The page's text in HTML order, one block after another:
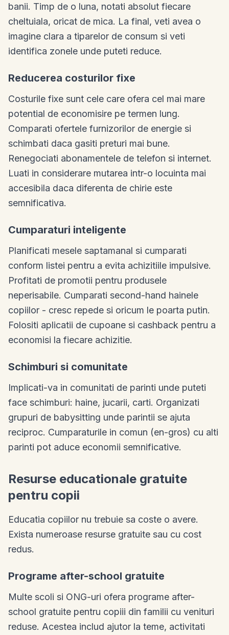
banii. Timp de o luna, notati absolut fiecare
cheltuiala, oricat de mica. La final, veti avea o
imagine clara a tiparelor de consum si veti
identifica zonele unde puteti reduce.
Reducerea costurilor fixe
Costurile fixe sunt cele care ofera cel mai mare
potential de economisire pe termen lung.
Comparati ofertele furnizorilor de energie si
schimbati daca gasiti preturi mai bune.
Renegociati abonamentele de telefon si internet.
Luati in considerare mutarea intr-o locuinta mai
accesibila daca diferenta de chirie este
semnificativa.
Cumparaturi inteligente
Planificati mesele saptamanal si cumparati
conform listei pentru a evita achizitiile impulsive.
Profitati de promotii pentru produsele
neperisabile. Cumparati second-hand hainele
copiilor - cresc repede si oricum le poarta putin.
Folositi aplicatii de cupoane si cashback pentru a
economisi la fiecare achizitie.
Schimburi si comunitate
Implicati-va in comunitati de parinti unde puteti
face schimburi: haine, jucarii, carti. Organizati
grupuri de babysitting unde parintii se ajuta
reciproc. Cumparaturile in comun (en-gros) cu alti
parinti pot aduce economii semnificative.
Resurse educationale gratuite
pentru copii
Educatia copiilor nu trebuie sa coste o avere.
Exista numeroase resurse gratuite sau cu cost
redus.
Programe after-school gratuite
Multe scoli si ONG-uri ofera programe after-
school gratuite pentru copiii din familii cu venituri
reduse. Acestea includ ajutor la teme, activitati